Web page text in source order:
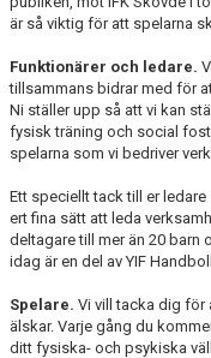
är så viktig för att
Funktionärer och ledare.
tillsammans bidrar med för
Ni ställer upp så att vi kan
fysisk träning och social
spelarna som vi bedriver
Ett speciellt tack till er
ert fina sätt att leda
deltagare till mer än 20 barn
idag är en del av YIF Handboll.
Spelare. Vi vill tacka dig för
älskar. Varje gång du
ditt fysiska- och psykiska